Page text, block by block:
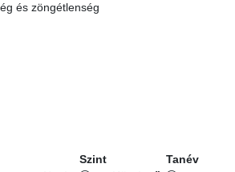
és zöngétlenség
Szint
Tanév